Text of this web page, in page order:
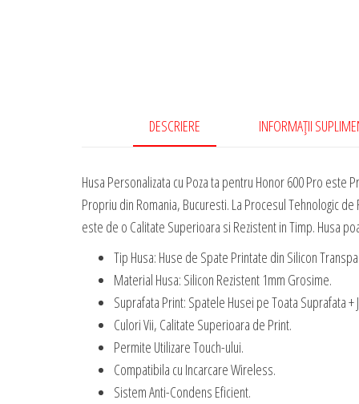
DESCRIERE INFORMAȚII
Husa Personalizata cu Poza ta pentru Honor 600 Pro este
Propriu din Romania, Bucuresti. La Procesul Tehnologic
este de o Calitate Superioara si Rezistent in Timp. Husa
Tip Husa: Huse de Spate Printate din Silicon
Material Husa: Silicon Rezistent 1mm Grosime.
Suprafata Print: Spatele Husei pe Toata Suprafata +
Culori Vii, Calitate Superioara de Print.
Permite Utilizare Touch-ului.
Compatibila cu Incarcare Wireless.
Sistem Anti-Condens Eficient.